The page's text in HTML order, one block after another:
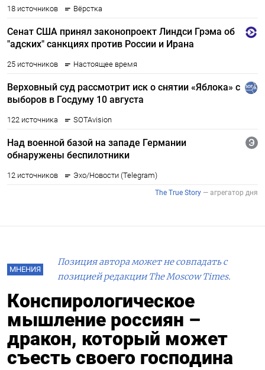
МНЕНИЯ
Позиция автора может не совпадать с
позицией редакции The Moscow Times.
Конспирологическое
мышление россиян –
дракон, который может
съесть своего господина